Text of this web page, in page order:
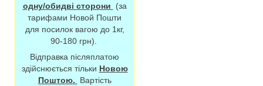
одну/обидві сторони
(за
тарифами Новой Пошти
для посилок вагою до 1кг,
90-180 грн).
Відправка післяплатою
здійснюється тільки Новою
Поштою.
Вартість